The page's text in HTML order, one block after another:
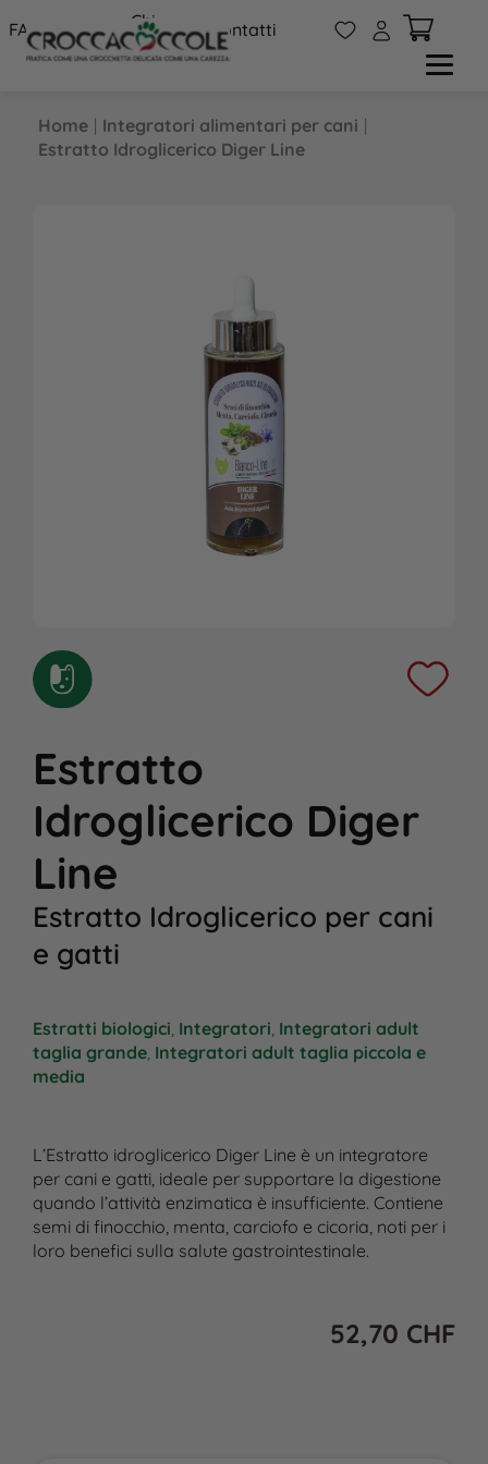
FAQs
Chi
siamo
Contatti W A
Home | Integratori alimentari per cani |
Estratto Idroglicerico Diger Line
Estratto
Idroglicerico Diger
Line
Estratto Idroglicerico per cani
e gatti
Estratti biologici, Integratori, Integratori adult
taglia grande, Integratori adult taglia piccola e
media
L’Estratto idroglicerico Diger Line è un integratore
per cani e gatti, ideale per supportare la digestione
quando l’attività enzimatica è insufficiente. Contiene
semi di finocchio, menta, carciofo e cicoria, noti per i
loro benefici sulla salute gastrointestinale.
52,70 CHF